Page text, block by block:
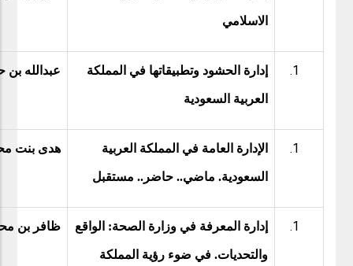
الاسلامي
إدارة الحشود وتطبيقاتها في المملكة
العربية السعودية
عبدالله بن
الإدارة العامة في المملكة العربية
السعودية. ماضي.. حاضر.. مستقبل
هدى بنت
إدارة المعرفة في وزارة الصحة: الواقع
والتحديات. في ضوء رؤية المملكة
ظافر بن